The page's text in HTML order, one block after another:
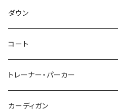
～44/S
46/M
48/L
50/XL～
ダウン
～44/S
46/M
48/L
コート
～44/S
46/M
トレーナー・パーカー
～44/S
カーディガン